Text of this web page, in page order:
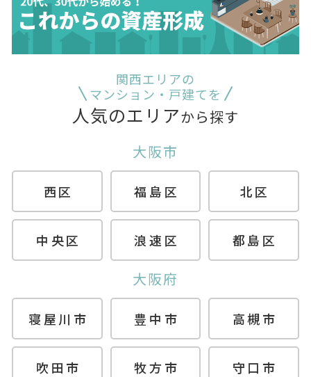
関西エリアの
マンション・戸建てを
人気のエリアから探す
大阪市
西区 福島区 北区
中央区 浪速区 都島区
大阪府
寝屋川市 豊中市 高槻市
吹田市 牧方市 守口市